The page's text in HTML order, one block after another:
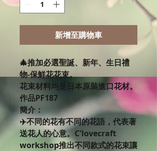
新增至購物車
🎄推加必選聖誕、新年、生日禮
物-保鮮花花束。
花束材料均是日本原裝進口花材。
作品PF187
簡介：
✈️不同的花有不同的花語，代表著
送花人的心意。C'lovecraft
workshop推出不同款式的花束讓